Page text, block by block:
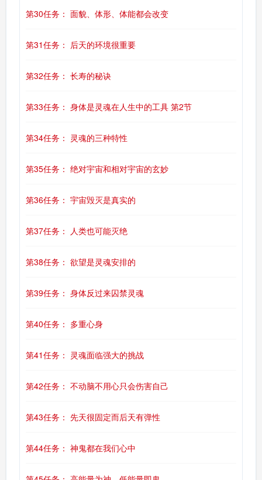
第30任务： 面貌、体形、体能都会改变
第31任务： 后天的环境很重要
第32任务： 长寿的秘诀
第33任务： 身体是灵魂在人生中的工具 第2节
第34任务： 灵魂的三种特性
第35任务： 绝对宇宙和相对宇宙的玄妙
第36任务： 宇宙毁灭是真实的
第37任务： 人类也可能灭绝
第38任务： 欲望是灵魂安排的
第39任务： 身体反过来囚禁灵魂
第40任务： 多重心身
第41任务： 灵魂面临强大的挑战
第42任务： 不动脑不用心只会伤害自己
第43任务： 先天很固定而后天有弹性
第44任务： 神鬼都在我们心中